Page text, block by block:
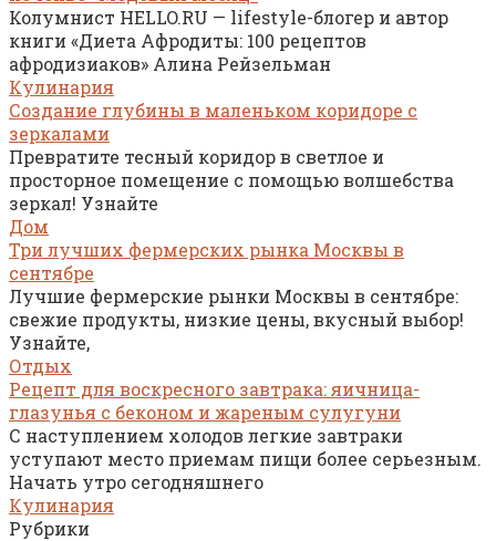
Колумнист HELLO.RU — lifestyle-блогер и автор
книги «Диета Афродиты: 100 рецептов
афродизиаков» Алина Рейзельман
Кулинария
Создание глубины в маленьком коридоре с
зеркалами
Превратите тесный коридор в светлое и
просторное помещение с помощью волшебства
зеркал! Узнайте
Дом
Три лучших фермерских рынка Москвы в
сентябре
Лучшие фермерские рынки Москвы в сентябре:
свежие продукты, низкие цены, вкусный выбор!
Узнайте,
Отдых
Рецепт для воскресного завтрака: яичница-
глазунья с беконом и жареным сулугуни
С наступлением холодов легкие завтраки
уступают место приемам пищи более серьезным.
Начать утро сегодняшнего
Кулинария
Рубрики